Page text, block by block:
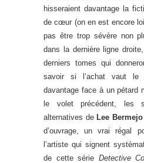
hisseraient davantage la
de cœur (on en est encore
pas être trop sévère non
dans la dernière ligne
derniers tomes qui
savoir si l’achat vaut
davantage face à un pétard
le volet précédent, les
alternatives de Lee Bermejo
d’ouvrage, un vrai régal
l’artiste qui signent
de cette série Detective